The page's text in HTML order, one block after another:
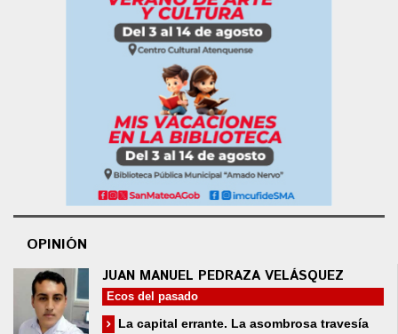
OPINIÓN
JUAN MANUEL PEDRAZA VELÁSQUEZ
Ecos del pasado
La capital errante. La asombrosa travesía